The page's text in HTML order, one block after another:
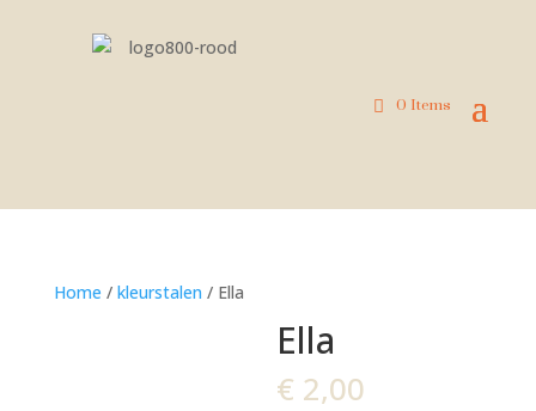
0 Items
Home / kleurstalen / Ella
Ella
€ 2,00